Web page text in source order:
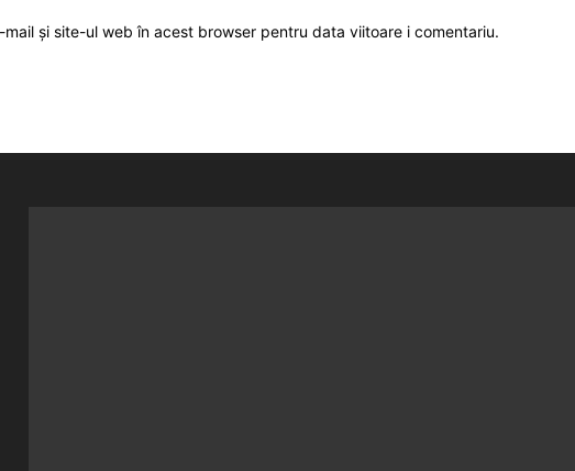
și site-ul web în acest browser pentru data viitoare i comentariu.